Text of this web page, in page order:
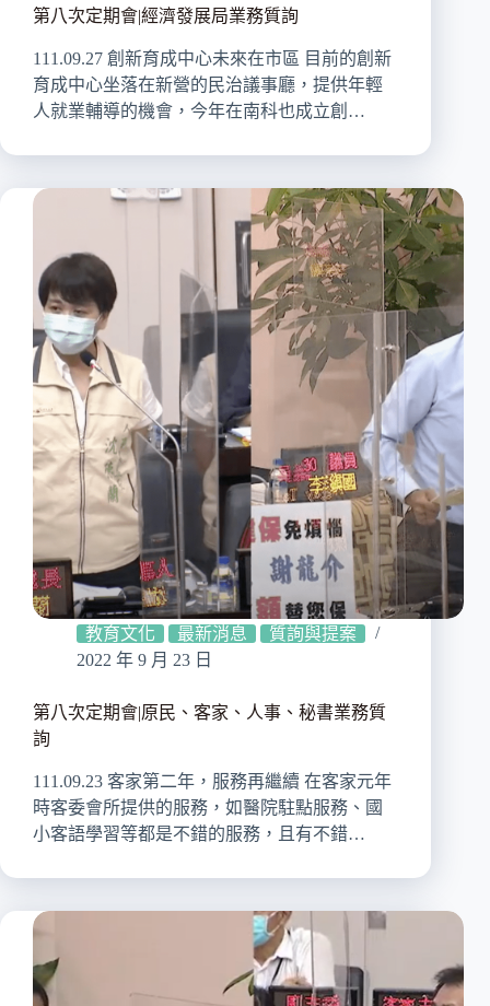
第八次定期會|經濟發展局業務質詢
111.09.27 創新育成中心未來在市區 目前的創新
育成中心坐落在新營的民治議事廳，提供年輕
人就業輔導的機會，今年在南科也成立創…
教育文化 最新消息
質詢與提案
2022 年 9 月 23 日
第八次定期會|原民、客家、人事、秘書業務質
詢
111.09.23 客家第二年，服務再繼續 在客家元年
時客委會所提供的服務，如醫院駐點服務、國
小客語學習等都是不錯的服務，且有不錯…